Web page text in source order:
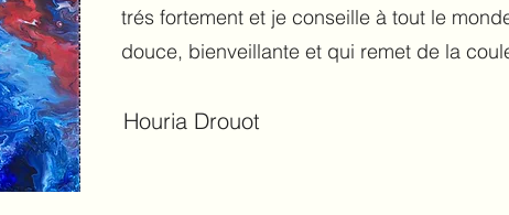
trés fortement et je conseille à tout le
douce, bienveillante et qui remet de la
Houria Drouot